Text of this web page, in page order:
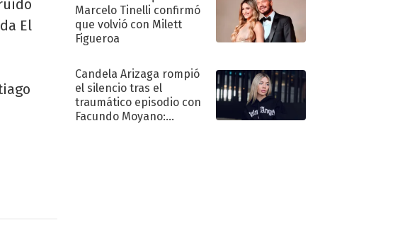
El
Marcelo Tinelli confirmó
que volvió con Milett
Figueroa
Candela Arizaga rompió
el silencio tras el
traumático episodio con
Facundo Moyano: